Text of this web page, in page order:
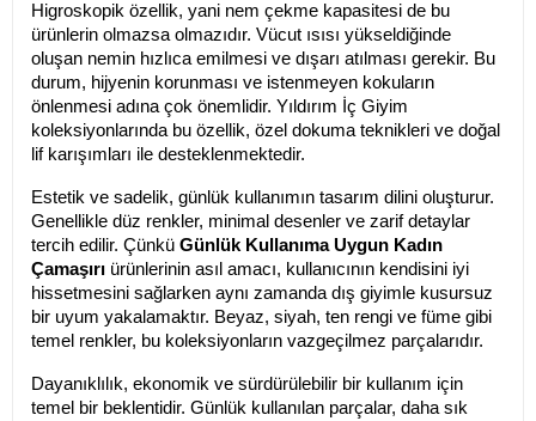
Higroskopik özellik, yani nem çekme kapasitesi de bu
ürünlerin olmazsa olmazıdır. Vücut ısısı yükseldiğinde
oluşan nemin hızlıca emilmesi ve dışarı atılması gerekir. Bu
durum, hijyenin korunması ve istenmeyen kokuların
önlenmesi adına çok önemlidir. Yıldırım İç Giyim
koleksiyonlarında bu özellik, özel dokuma teknikleri ve doğal
lif karışımları ile desteklenmektedir.
Estetik ve sadelik, günlük kullanımın tasarım dilini oluşturur.
Genellikle düz renkler, minimal desenler ve zarif detaylar
tercih edilir. Çünkü Günlük Kullanıma Uygun Kadın
Çamaşırı ürünlerinin asıl amacı, kullanıcının kendisini iyi
hissetmesini sağlarken aynı zamanda dış giyimle kusursuz
bir uyum yakalamaktır. Beyaz, siyah, ten rengi ve füme gibi
temel renkler, bu koleksiyonların vazgeçilmez parçalarıdır.
Dayanıklılık, ekonomik ve sürdürülebilir bir kullanım için
temel bir beklentidir. Günlük kullanılan parçalar, daha sık